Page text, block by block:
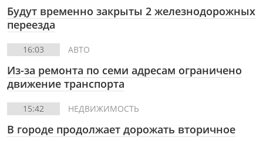
Будут временно закрыты 2 железнодорожных
переезда
16:03 АВТО
Из-за ремонта по семи адресам ограничено
движение транспорта
15:42 НЕДВИЖИМОСТЬ
В городе продолжает дорожать вторичное